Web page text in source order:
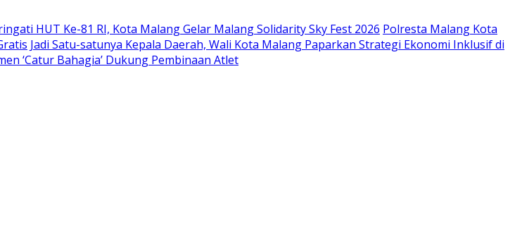
HUT Ke-81 RI, Kota Malang Gelar Malang Solidarity Sky Fest 2026 Polresta Malang Kota
Jadi Satu-satunya Kepala Daerah, Wali Kota Malang Paparkan Strategi Ekonomi Inklusif di
‘Catur Bahagia’ Dukung Pembinaan Atlet